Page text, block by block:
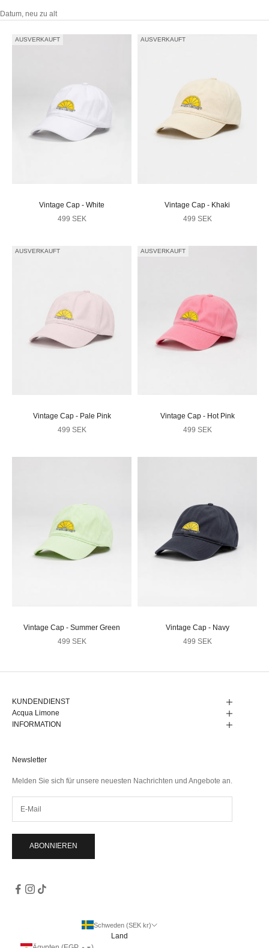
Datum, neu zu alt
AUSVERKAUFT
Vintage Cap - White
Angebot
499 SEK
AUSVERKAUFT
Vintage Cap - Khaki
Angebot
499 SEK
AUSVERKAUFT
Vintage Cap - Pale Pink
Angebot
499 SEK
AUSVERKAUFT
Vintage Cap - Hot Pink
Angebot
499 SEK
Vintage Cap - Summer Green
Angebot
499 SEK
Vintage Cap - Navy
Angebot
499 SEK
KUNDENDIENST
Acqua Limone
INFORMATION
Newsletter
Melden Sie sich für unsere neuesten Nachrichten und Angebote an.
ABONNIEREN
Schweden (SEK kr)
Land